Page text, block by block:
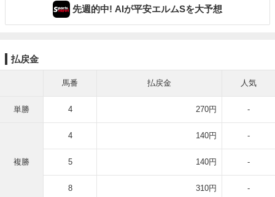
先週的中! AIが平安エルムSを大予想
払戻金
馬番 払戻金 人気
単勝 4 270円 -
複勝
4 140円 -
5 140円 -
8 310円 -